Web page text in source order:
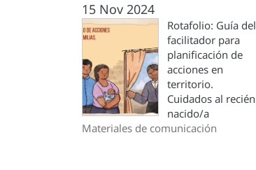
15 Nov 2024
Rotafolio: Guía del
facilitador para
planificación de
acciones en
territorio.
Cuidados al recién
nacido/a
Materiales de comunicación